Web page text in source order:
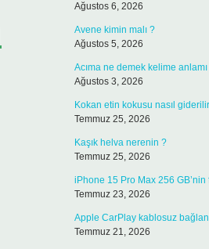
Ağustos 6, 2026
Avene kimin malı ?
Ağustos 5, 2026
Acıma ne demek kelime anlamı
Ağustos 3, 2026
Kokan etin kokusu nasıl
Temmuz 25, 2026
Kaşık helva nerenin ?
Temmuz 25, 2026
iPhone 15 Pro Max 256 GB’nin
Temmuz 23, 2026
Apple CarPlay kablosuz
Temmuz 21, 2026